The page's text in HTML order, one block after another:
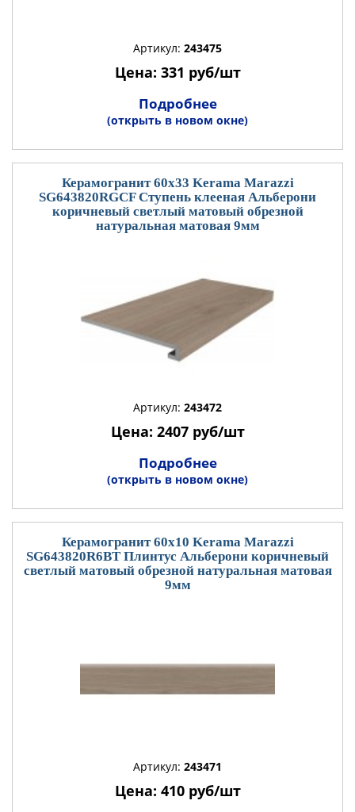
Артикул: 243475
Цена: 331 руб/шт
Подробнее
(открыть в новом окне)
Керамогранит 60x33 Kerama Marazzi
SG643820RGCF Ступень клееная Альберони
коричневый светлый матовый обрезной
натуральная матовая 9мм
Артикул: 243472
Цена: 2407 руб/шт
Подробнее
(открыть в новом окне)
Керамогранит 60x10 Kerama Marazzi
SG643820R6BT Плинтус Альберони коричневый
светлый матовый обрезной натуральная матовая
9мм
Артикул: 243471
Цена: 410 руб/шт